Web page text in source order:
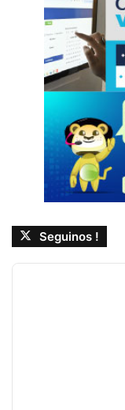
Seguinos !